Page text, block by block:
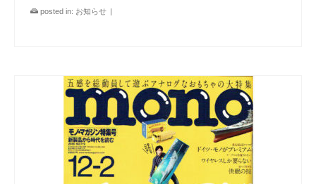
posted in: お知らせ |